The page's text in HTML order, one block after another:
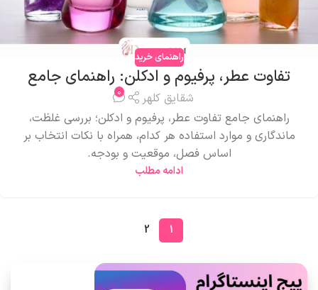
راهنمای خرید
تفاوت عطر، پرفیوم و ادکلن: راهنمای جامع
شقایق کلهر 0
راهنمای جامع تفاوت عطر، پرفیوم و ادکلن؛ بررسی غلظت،
ماندگاری و موارد استفاده هر کدام، همراه با نکات انتخاب بر
اساس فصل، موقعیت و بودجه.
ادامه مطلب
1
2